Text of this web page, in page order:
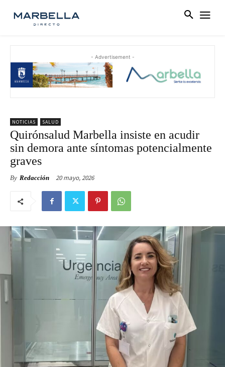
- Advertisement -
NOTICIAS SALUD
Quirónsalud Marbella insiste en acudir
sin demora ante síntomas potencialmente
graves
By Redacción 20 mayo, 2026